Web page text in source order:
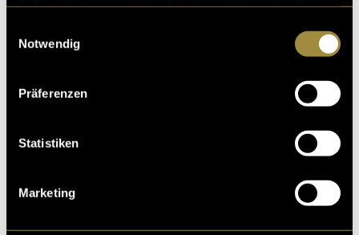
Notwendig
Präferenzen
Statistiken
Marketing